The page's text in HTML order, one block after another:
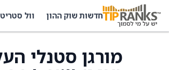
חדשות שוק ההון וול סטריט